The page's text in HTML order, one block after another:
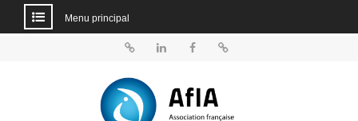
Menu principal